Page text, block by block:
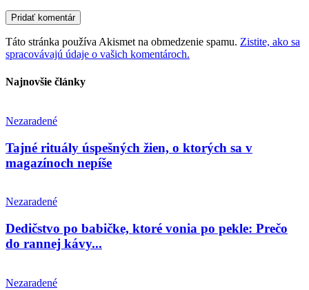
Táto stránka používa Akismet na obmedzenie spamu. Zistite, ako sa
spracovávajú údaje o vašich komentároch.
Najnovšie články
Nezaradené
Tajné rituály úspešných žien, o ktorých sa v
magazínoch nepíše
Nezaradené
Dedičstvo po babičke, ktoré vonia po pekle: Prečo
do rannej kávy...
Nezaradené